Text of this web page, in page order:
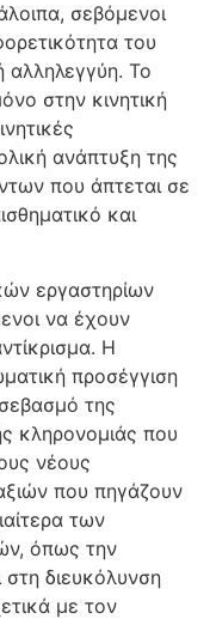
σεβόμενοι
του
αλληλεγγύη. Το
στην κινητική
ανάπτυξη της
που άπτεται σε
και
εργαστηρίων
να έχουν
Η
προσέγγιση
της
κληρονομιάς που
νέους
που πηγάζουν
των
όπως την
στη διευκόλυνση
με τον